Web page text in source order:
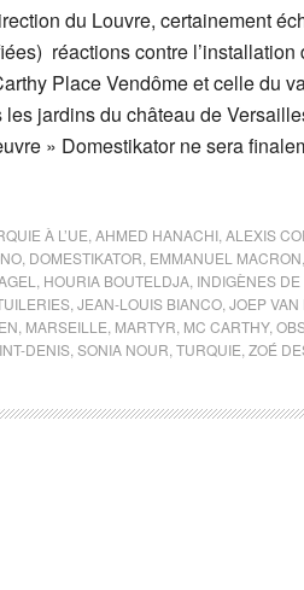
du Louvre, certainement
réactions contre
Place Vendôme et celle du
les jardins du château de
» Domestikator ne sera
À L’UE AHMED HANACHI ALEXIS
DOMESTIKATOR EMMANUEL MACRON
HOURIA BOUTELDJA INDIGÈNES
JEAN-LOUIS BIANCO JOEP VAN
MARSEILLE MARTYR MC CARTHY,
DENIS SONIA NOUR TURQUIE ZOÉ